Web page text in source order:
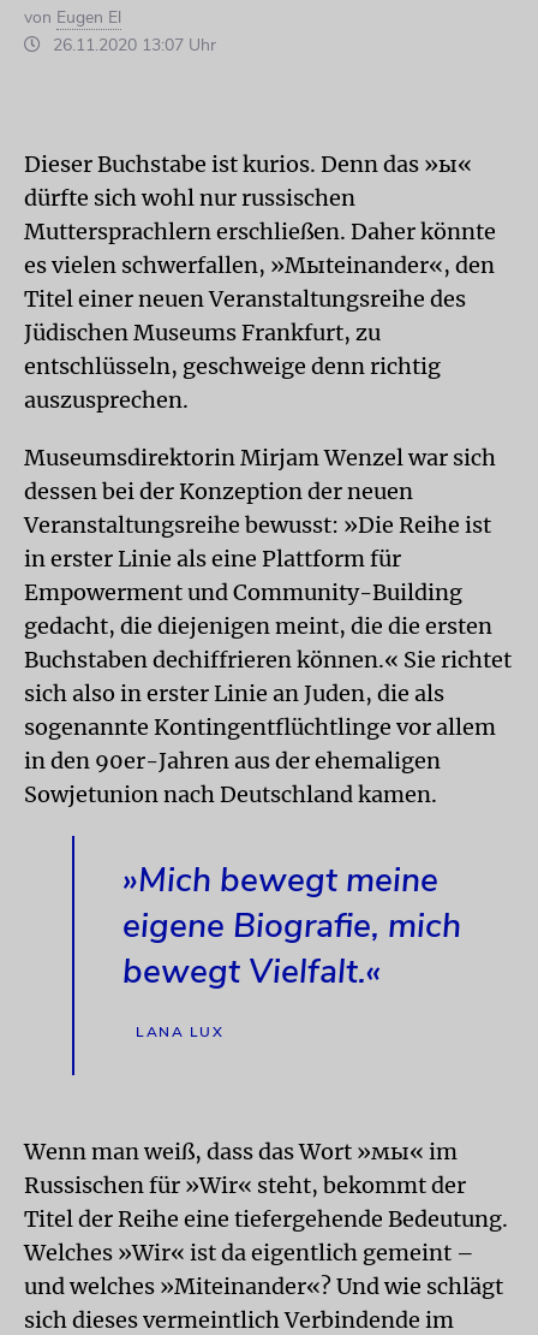
von Eugen El
26.11.2020 13:07 Uhr
Dieser Buchstabe ist kurios. Denn das »ы«
dürfte sich wohl nur russischen
Muttersprachlern erschließen. Daher könnte
es vielen schwerfallen, »Mыteinander«, den
Titel einer neuen Veranstaltungsreihe des
Jüdischen Museums Frankfurt, zu
entschlüsseln, geschweige denn richtig
auszusprechen.
Museumsdirektorin Mirjam Wenzel war sich
dessen bei der Konzeption der neuen
Veranstaltungsreihe bewusst: »Die Reihe ist
in erster Linie als eine Plattform für
Empowerment und Community-Building
gedacht, die diejenigen meint, die die ersten
Buchstaben dechiffrieren können.« Sie richtet
sich also in erster Linie an Juden, die als
sogenannte Kontingentflüchtlinge vor allem
in den 90er-Jahren aus der ehemaligen
Sowjetunion nach Deutschland kamen.
»Mich bewegt meine
eigene Biografie, mich
bewegt Vielfalt.«
LANA LUX
Wenn man weiß, dass das Wort »мы« im
Russischen für »Wir« steht, bekommt der
Titel der Reihe eine tiefergehende Bedeutung.
Welches »Wir« ist da eigentlich gemeint –
und welches »Miteinander«? Und wie schlägt
sich dieses vermeintlich Verbindende im